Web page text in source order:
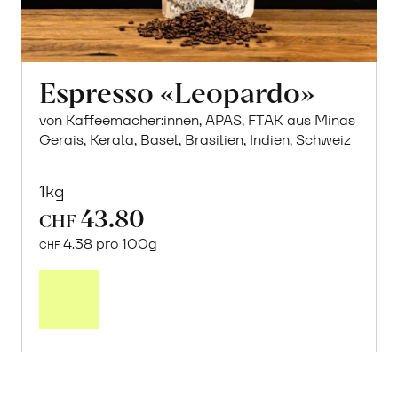
Espresso «Leopardo»
von Kaffeemacher:innen, APAS, FTAK aus Minas
Gerais, Kerala, Basel, Brasilien, Indien, Schweiz
1kg
CHF 43.80
CHF 4.38 pro 100g